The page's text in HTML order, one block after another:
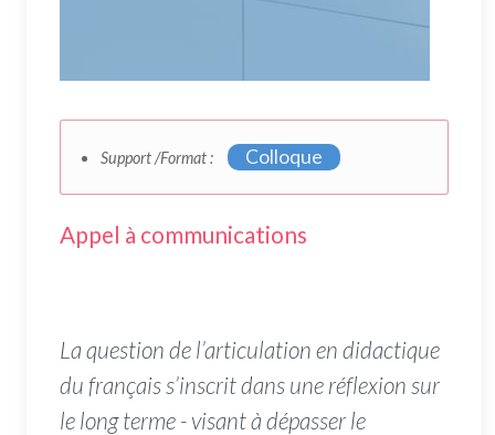
Support /Format : Colloque
Appel à communications
La question de l’articulation en didactique
du français s’inscrit dans une réflexion sur
le long terme - visant à dépasser le